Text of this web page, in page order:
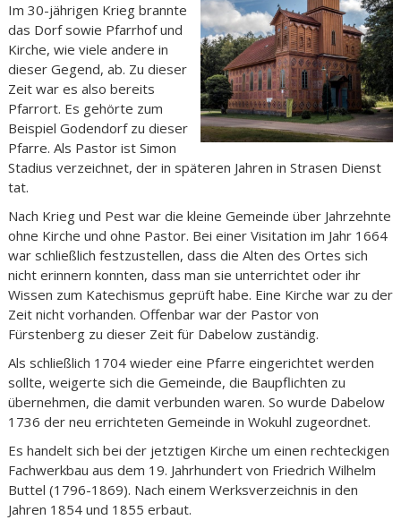
Im 30-jährigen Krieg brannte
das Dorf sowie Pfarrhof und
Kirche, wie viele andere in
dieser Gegend, ab. Zu dieser
Zeit war es also bereits
Pfarrort. Es gehörte zum
Beispiel Godendorf zu dieser
Pfarre. Als Pastor ist Simon
Stadius verzeichnet, der in späteren Jahren in Strasen Dienst
tat.
Nach Krieg und Pest war die kleine Gemeinde über Jahrzehnte
ohne Kirche und ohne Pastor. Bei einer Visitation im Jahr 1664
war schließlich festzustellen, dass die Alten des Ortes sich
nicht erinnern konnten, dass man sie unterrichtet oder ihr
Wissen zum Katechismus geprüft habe. Eine Kirche war zu der
Zeit nicht vorhanden. Offenbar war der Pastor von
Fürstenberg zu dieser Zeit für Dabelow zuständig.
Als schließlich 1704 wieder eine Pfarre eingerichtet werden
sollte, weigerte sich die Gemeinde, die Baupflichten zu
übernehmen, die damit verbunden waren. So wurde Dabelow
1736 der neu errichteten Gemeinde in Wokuhl zugeordnet.
Es handelt sich bei der jetztigen Kirche um einen rechteckigen
Fachwerkbau aus dem 19. Jahrhundert von Friedrich Wilhelm
Buttel (1796-1869). Nach einem Werksverzeichnis in den
Jahren 1854 und 1855 erbaut.